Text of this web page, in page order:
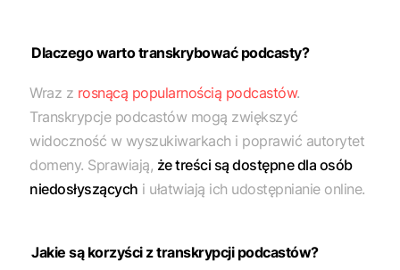
Dlaczego warto transkrybować podcasty?
Wraz z rosnącą popularnością podcastów.
Transkrypcje podcastów mogą zwiększyć
widoczność w wyszukiwarkach i poprawić autorytet
domeny. Sprawiają, że treści są dostępne dla osób
niedosłyszących i ułatwiają ich udostępnianie online.
Jakie są korzyści z transkrypcji podcastów?